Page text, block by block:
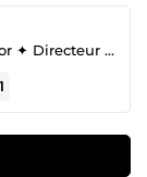
Graphiste & Motion Designer Sénior ✦ Directeur artistique ✦ Identités Visuelles Uniques & Sur-Mesure